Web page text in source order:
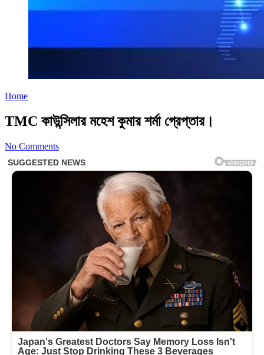
Home
TMC কাউন্সিলার মহেশ কুমার শর্মা গ্রেপ্তার।
No Comments